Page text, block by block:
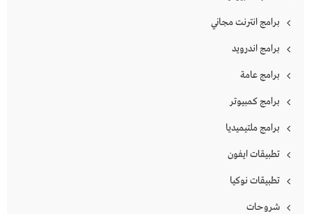
برامج انترنت مجاني
برامج اندرويد
برامج عامة
برامج كمبيوتر
برامج ملتيميديا
تطبيقات ايفون
تطبيقات نوكيا
شروحات